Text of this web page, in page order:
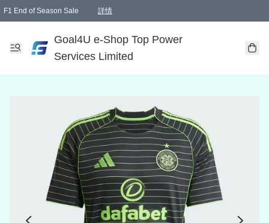
F1 End of Season Sale 詳情
Goal4U e-Shop Top Power
Services Limited